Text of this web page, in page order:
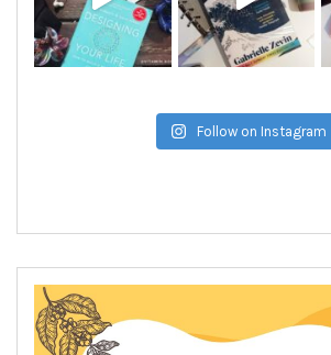
Follow on Instagram